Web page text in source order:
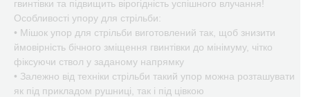
гвинтівки та підвищить вірогідність успішного влучання!
Особливості упору для стрільби:
• Мішок упор для стрільби виготовлений так, щоб знизити
ймовірність бічного зміщення гвинтівки до мінімуму, чітко
фіксуючи ствол у заданому напрямку
• Залежно від техніки стрільби такий упор можна розташувати
як під прикладом рушниці, так і під цівкою